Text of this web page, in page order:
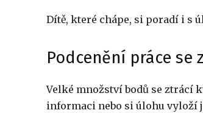
Dítě, které chápe, si poradí i s
Podcenění práce se
Velké množství bodů se ztrácí
informaci nebo si úlohu vyloží